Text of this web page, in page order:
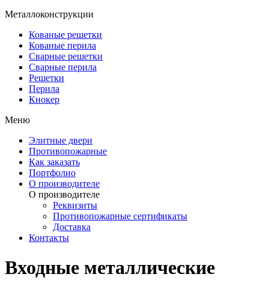
Металлоконструкции
Кованые решетки
Кованые перила
Сварные решетки
Сварные перила
Решетки
Перила
Кнокер
Меню
Элитные двери
Противопожарные
Как заказать
Портфолио
О производителе
О производителе
Реквизиты
Противопожарные сертификаты
Доставка
Контакты
Входные металлические